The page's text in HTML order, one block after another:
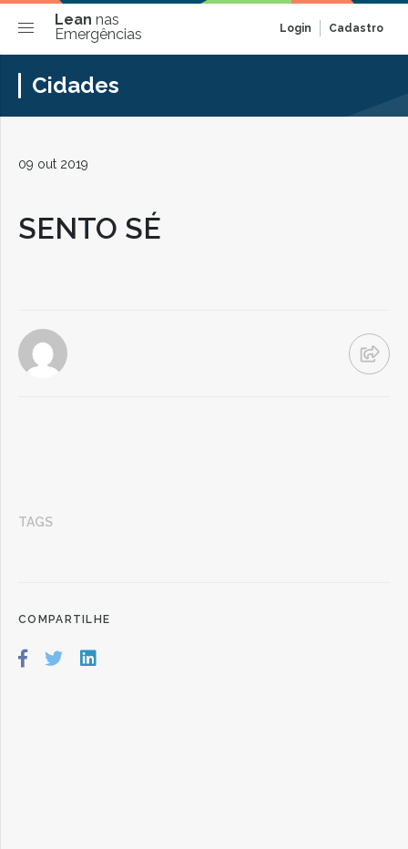
Lean nas
Emergências
Login Cadastro
Cidades
09 out 2019
SENTO SÉ
TAGS
COMPARTILHE